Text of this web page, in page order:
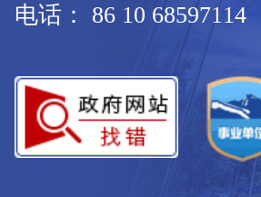
电话： 86 10